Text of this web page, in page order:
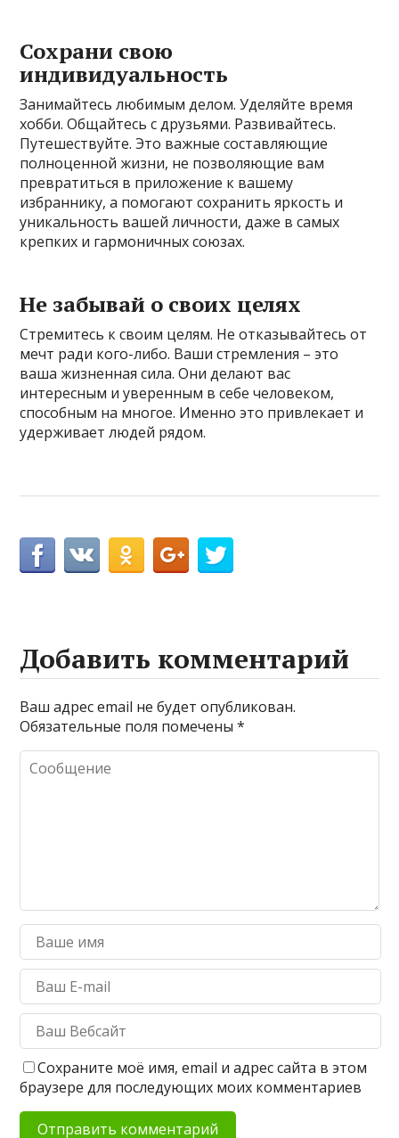
Сохрани свою
индивидуальность
Занимайтесь любимым делом. Уделяйте время
хобби. Общайтесь с друзьями. Развивайтесь.
Путешествуйте. Это важные составляющие
полноценной жизни, не позволяющие вам
превратиться в приложение к вашему
избраннику, а помогают сохранить яркость и
уникальность вашей личности, даже в самых
крепких и гармоничных союзах.
Не забывай о своих целях
Стремитесь к своим целям. Не отказывайтесь от
мечт ради кого-либо. Ваши стремления – это
ваша жизненная сила. Они делают вас
интересным и уверенным в себе человеком,
способным на многое. Именно это привлекает и
удерживает людей рядом.
Добавить комментарий
Ваш адрес email не будет опубликован.
Обязательные поля помечены*
Сохраните моё имя, email и адрес сайта в этом
браузере для последующих моих комментариев